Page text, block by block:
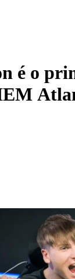
é o